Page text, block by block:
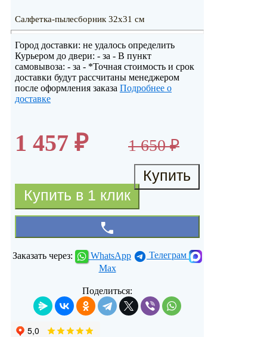
Салфетка-пылесборник 32х31 см
Город доставки: не удалось определить
Курьером до двери: - за - В пункт
самовывоза: - за - *Точная стоимость и срок
доставки будут рассчитаны менеджером
после оформления заказа Подробнее о
доставке
1 457 ₽ 1 650₽
Заказать через: WhatsApp
Телеграм
Max
Поделиться: